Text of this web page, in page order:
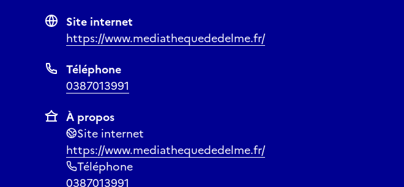
Site internet
https://www.mediathequededelme.fr/
Téléphone
0387013991
À propos
Site internet
https://www.mediathequededelme.fr/
Téléphone
0387013991